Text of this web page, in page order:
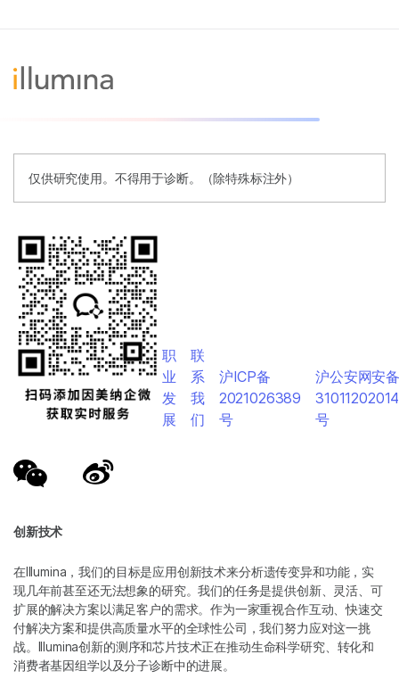
仅供研究使用。不得用于诊断。（除特殊标注外）
创新技术
在Illumina，我们的目标是应用创新技术来分析遗传变异和功能，实
现几年前甚至还无法想象的研究。我们的任务是提供创新、灵活、可
扩展的解决方案以满足客户的需求。作为一家重视合作互动、快速交
付解决方案和提供高质量水平的全球性公司，我们努力应对这一挑
战。Illumina创新的测序和芯片技术正在推动生命科学研究、转化和
消费者基因组学以及分子诊断中的进展。
职
业
发
展
联
系
我
们
沪ICP备
2021026389
号
沪公安网安
号